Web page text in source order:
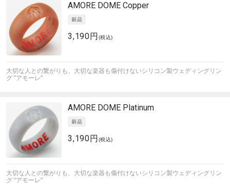
AMORE DOME Copper
3,190円 (税込)
大切な人との繋がりも、大切な楽器も傷付けないシリコン製ウェディングリン
グ "アモーレ"
AMORE DOME Platinum
3,190円 (税込)
大切な人との繋がりも、大切な楽器も傷付けないシリコン製ウェディングリン
グ "アモーレ"